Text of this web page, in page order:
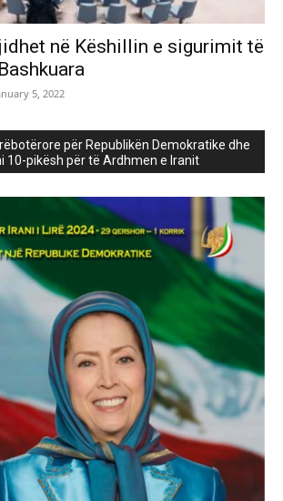
në Këshillin e sigurimit të
5, 2022
për Republikën Demokratike dhe
10-pikësh për të Ardhmen e Iranit